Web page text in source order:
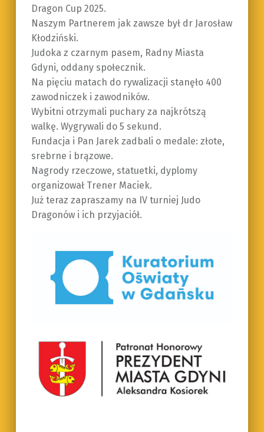
Dragon Cup 2025.
Naszym Partnerem jak zawsze był dr Jarosław
Kłodziński.
Judoka z czarnym pasem, Radny Miasta
Gdyni, oddany społecznik.
Na pięciu matach do rywalizacji stanęło 400
zawodniczek i zawodników.
Wybitni otrzymali puchary za najkrótszą
walkę. Wygrywali do 5 sekund.
Fundacja i Pan Jarek zadbali o medale: złote,
srebrne i brązowe.
Nagrody rzeczowe, statuetki, dyplomy
organizował Trener Maciek.
Już teraz zapraszamy na IV turniej Judo
Dragonów i ich przyjaciół.